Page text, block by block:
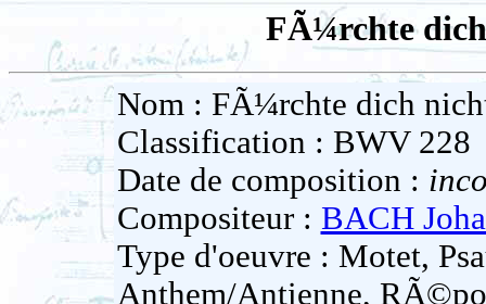
FÃ¼rchte
Nom : FÃ¼rchte dich
Classification : BWV 228
Date de composition :
Compositeur : BACH
Type d'oeuvre : Motet,
Anthem/Antienne,